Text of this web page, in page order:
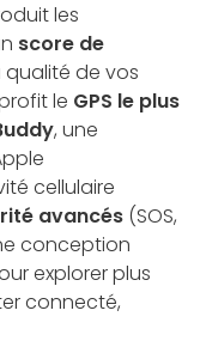
les
score de
de vos
le GPS le plus
, une
cellulaire
avancés (SOS,
conception
explorer plus
connecté,